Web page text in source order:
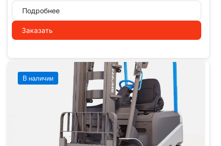
Подробнее
Заказать
В наличии